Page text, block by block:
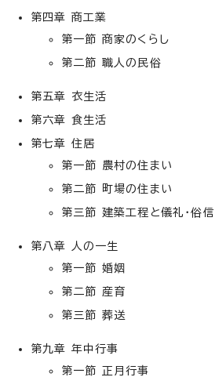
第四章 商工業
第一節 商家のくらし
第二節 職人の民俗
第五章 衣生活
第六章 食生活
第七章 住居
第一節 農村の住まい
第二節 町場の住まい
第三節 建築工程と儀礼・俗信
第八章 人の一生
第一節 婚姻
第二節 産育
第三節 葬送
第九章 年中行事
第一節 正月行事